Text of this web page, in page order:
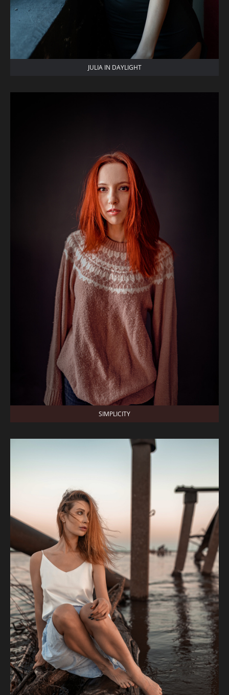
JULIA IN DAYLIGHT
SIMPLICITY